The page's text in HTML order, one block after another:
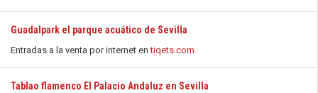
Guadalpark el parque acuático de Sevilla
Entradas a la venta por internet entiqets.com
Tablao flamenco El Palacio Andaluz en Sevilla